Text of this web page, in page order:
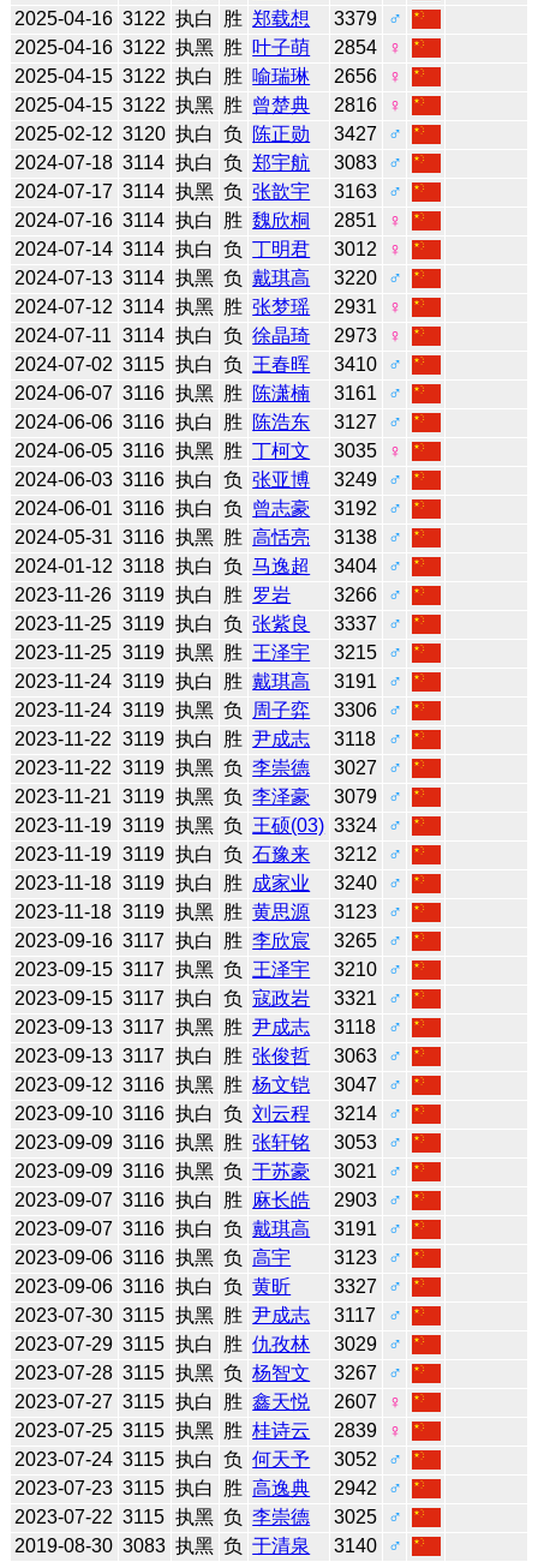
2025-04-16 3122 执白 胜 郑载想 3379
♂
2025-04-16 3122 执黑 胜 叶子萌 2854
♀
2025-04-15 3122 执白 胜 喻瑞琳 2656
♀
2025-04-15 3122 执黑 胜 曾楚典 2816
♀
2025-02-12 3120 执白 负 陈正勋 3427
♂
2024-07-18 3114 执白 负 郑宇航 3083
♂
2024-07-17 3114 执黑 负 张歆宇 3163
♂
2024-07-16 3114 执白 胜 魏欣桐 2851
♀
2024-07-14 3114 执白 负 丁明君 3012
♀
2024-07-13 3114 执黑 负 戴琪高 3220
♂
2024-07-12 3114 执黑 胜 张梦瑶 2931
♀
2024-07-11 3114 执白 负 徐晶琦 2973
♀
2024-07-02 3115 执白 负 王春晖 3410
♂
2024-06-07 3116 执黑 胜 陈潇楠 3161
♂
2024-06-06 3116 执白 胜 陈浩东 3127
♂
2024-06-05 3116 执黑 胜 丁柯文 3035
♀
2024-06-03 3116 执白 负 张亚博 3249
♂
2024-06-01 3116 执白 负 曾志豪 3192
♂
2024-05-31 3116 执黑 胜 高恬亮 3138
♂
2024-01-12 3118 执白 负 马逸超 3404
♂
2023-11-26 3119 执白 胜 罗岩 3266
♂
2023-11-25 3119 执白 负 张紫良 3337
♂
2023-11-25 3119 执黑 胜 王泽宇 3215
♂
2023-11-24 3119 执白 胜 戴琪高 3191
♂
2023-11-24 3119 执黑 负 周子弈 3306
♂
2023-11-22 3119 执白 胜 尹成志 3118
♂
2023-11-22 3119 执黑 负 李崇德 3027
♂
2023-11-21 3119 执黑 负 李泽豪 3079
♂
2023-11-19 3119 执黑 负 王硕(03) 3324
♂
2023-11-19 3119 执白 负 石豫来 3212
♂
2023-11-18 3119 执白 胜 成家业 3240
♂
2023-11-18 3119 执黑 胜 黄思源 3123
♂
2023-09-16 3117 执白 胜 李欣宸 3265
♂
2023-09-15 3117 执黑 负 王泽宇 3210
♂
2023-09-15 3117 执白 负 寇政岩 3321
♂
2023-09-13 3117 执黑 胜 尹成志 3118
♂
2023-09-13 3117 执白 胜 张俊哲 3063
♂
2023-09-12 3116 执黑 胜 杨文铠 3047
♂
2023-09-10 3116 执白 负 刘云程 3214
♂
2023-09-09 3116 执黑 胜 张轩铭 3053
♂
2023-09-09 3116 执黑 负 于苏豪 3021
♂
2023-09-07 3116 执白 胜 麻长皓 2903
♂
2023-09-07 3116 执白 负 戴琪高 3191
♂
2023-09-06 3116 执黑 负 高宇 3123
♂
2023-09-06 3116 执白 负 黄昕 3327
♂
2023-07-30 3115 执黑 胜 尹成志 3117
♂
2023-07-29 3115 执白 胜 仇孜林 3029
♂
2023-07-28 3115 执黑 负 杨智文 3267
♂
2023-07-27 3115 执白 胜 鑫天悦 2607
♀
2023-07-25 3115 执黑 胜 桂诗云 2839
♀
2023-07-24 3115 执白 负 何天予 3052
♂
2023-07-23 3115 执白 胜 高逸典 2942
♂
2023-07-22 3115 执黑 负 李崇德 3025
♂
2019-08-30 3083 执黑 负 于清泉 3140 ♂